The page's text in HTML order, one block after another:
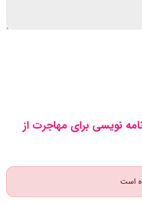
نویسی برای مهاجرت از
است